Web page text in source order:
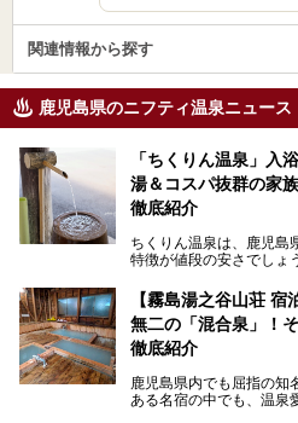
関連情報から探す
鹿児島県のニフティ温泉ニュース
「ちくりん温泉」入
湯＆コスパ抜群の家
徹底紹介
ちくりん温泉は、鹿児島
特徴が値段の安さでしょ
4,000円～、と驚くべき
さらに、源泉100％かけ
点にも注目すべき。30年
験上、穴場中の穴場と言
今回は「ちくりん温泉」
ついて、徹底レビューし
【霧島湯之谷山荘
無二の「混合泉」！
徹底紹介
鹿児島県内でも屈指の知
ある名宿の中でも、温泉